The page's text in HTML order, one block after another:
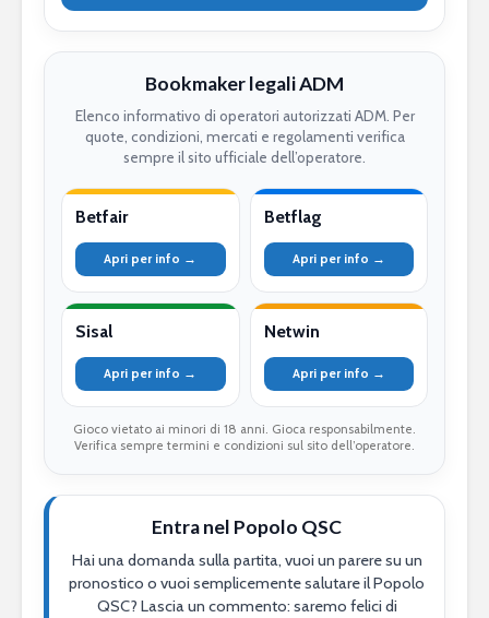
Bookmaker legali ADM
Elenco informativo di operatori autorizzati ADM. Per
quote, condizioni, mercati e regolamenti verifica
sempre il sito ufficiale dell’operatore.
Betfair
Apri per info →
Betflag
Apri per info →
Sisal
Apri per info →
Netwin
Apri per info →
Gioco vietato ai minori di 18 anni. Gioca responsabilmente.
Verifica sempre termini e condizioni sul sito dell’operatore.
Entra nel Popolo QSC
Hai una domanda sulla partita, vuoi un parere su un
pronostico o vuoi semplicemente salutare il Popolo
QSC? Lascia un commento: saremo felici di